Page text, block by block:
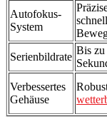
Autofokus-
System
Serienbildrate
Bis
Verbessertes
Gehäuse